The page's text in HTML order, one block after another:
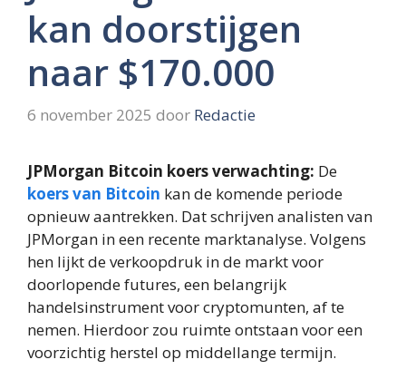
kan doorstijgen
naar $170.000
6 november 2025 door Redactie
JPMorgan Bitcoin koers verwachting: De
koers van Bitcoin kan de komende periode
opnieuw aantrekken. Dat schrijven analisten van
JPMorgan in een recente marktanalyse. Volgens
hen lijkt de verkoopdruk in de markt voor
doorlopende futures, een belangrijk
handelsinstrument voor cryptomunten, af te
nemen. Hierdoor zou ruimte ontstaan voor een
voorzichtig herstel op middellange termijn.